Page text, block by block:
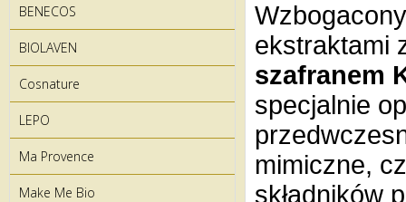
BENECOS
BIOLAVEN
Cosnature
LEPO
Ma Provence
Make Me Bio
ekstraktami
szafranem
specjalnie
mimiczne,
składników